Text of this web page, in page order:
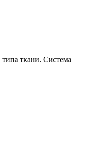
типа ткани. Система